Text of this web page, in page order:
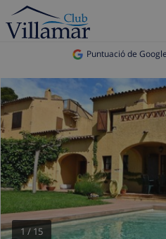
Puntuació de Google
1 / 15